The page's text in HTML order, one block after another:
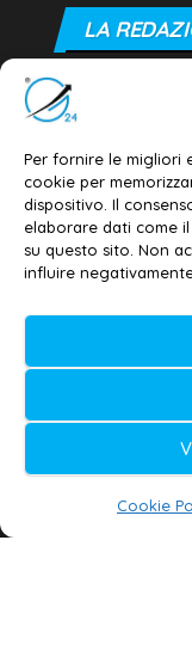
Per fornire le migliori
cookie per
dispositivo. Il
elaborare dati come
su questo sito. Non
influire
Cookie
LA
Editore e
Dott. Daniele G.
Email:
Contatti –
Privacy policy –
Testata